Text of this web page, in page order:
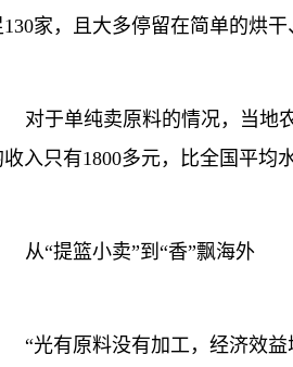
家，且大多停留在简单的烘
对于单纯卖原料的情况，当地农
收入只有1800多元，比全国平均
从“提篮小卖”到“香”飘海外
“光有原料没有加工，经济效益